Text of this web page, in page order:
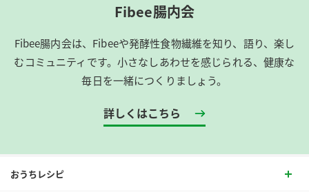
Fibee腸内会
Fibee腸内会は、​Fibeeや発酵性食物繊維を知り、語り、楽し
むコミュニティです。​小さなしあわせを感じられる、健康な
毎日を一緒につくりましょう。
詳しくはこちら
おうちレシピ